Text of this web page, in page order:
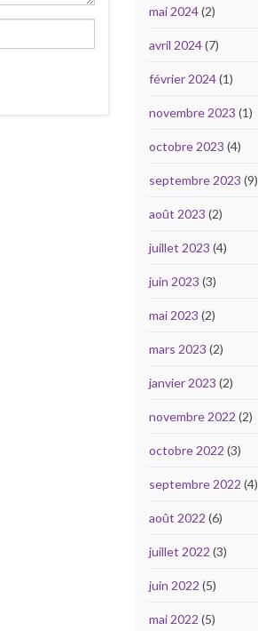
mai 2024(2)
avril 2024(7)
février 2024(1)
novembre 2023 (1)
octobre 2023 (4)
septembre 2023 (9)
août 2023 (2)
juillet 2023 (4)
juin 2023 (3)
mai 2023 (2)
mars 2023 (2)
janvier 2023 (2)
novembre 2022 (2)
octobre 2022 (3)
septembre 2022 (4)
août 2022 (6)
juillet 2022 (3)
juin 2022 (5)
mai 2022 (5)